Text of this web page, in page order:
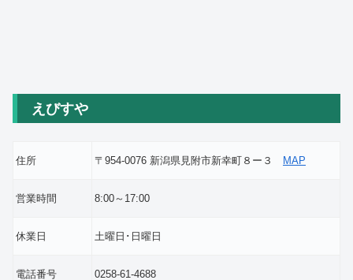
えびすや
住所 〒954-0076 新潟県見附市新幸町８ー３ MAP
営業時間 8:00～17:00
休業日 土曜日･日曜日
電話番号 0258-61-4688